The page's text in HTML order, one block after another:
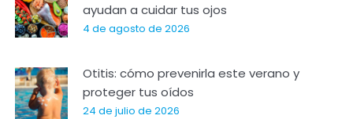
ayudan a cuidar tus ojos
4 de agosto de 2026
Otitis: cómo prevenirla este verano y
proteger tus oídos
24 de julio de 2026